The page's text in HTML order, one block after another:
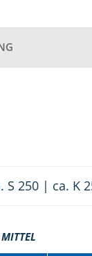
S 250 | ca. K
MITTEL